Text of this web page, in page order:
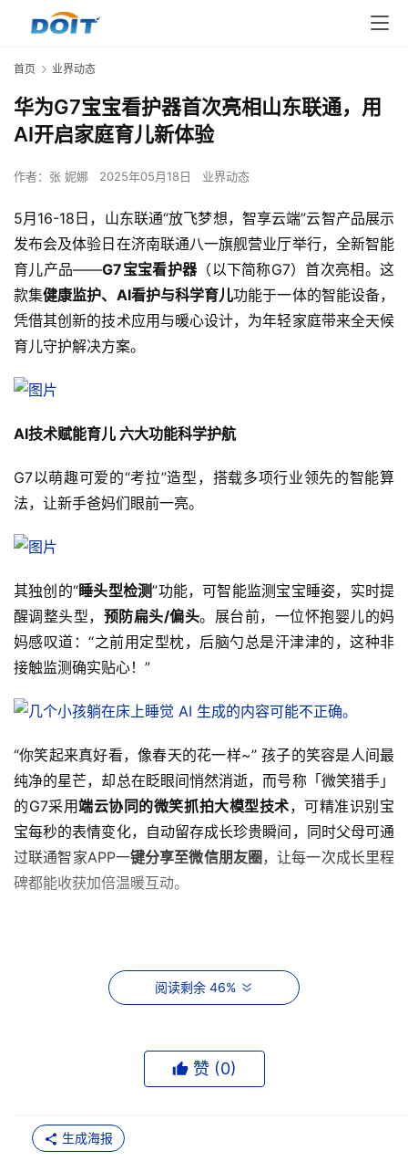
首页 业界动态
华为G7宝宝看护器首次亮相山东联通，用
AI开启家庭育儿新体验
作者： 张 妮娜 2025年05月18日 业界动态
5月16-18日，山东联通“放飞梦想，智享云端”云智产品展示
发布会及体验日在济南联通八一旗舰营业厅举行，全新智能
育儿产品——G7宝宝看护器（以下简称G7）首次亮相。这
款集健康监护、AI看护与科学育儿功能于一体的智能设备，
凭借其创新的技术应用与暖心设计，为年轻家庭带来全天候
育儿守护解决方案。
AI技术赋能育儿 六大功能科学护航
G7以萌趣可爱的“考拉”造型，搭载多项行业领先的智能算
法，让新手爸妈们眼前一亮。
其独创的“睡头型检测”功能，可智能监测宝宝睡姿，实时提
醒调整头型， 预防扁头/偏头。展台前，一位怀抱婴儿的妈
妈感叹道：“之前用定型枕，后脑勺总是汗津津的，这种非
接触监测确实贴心！”
“你笑起来真好看，像春天的花一样~” 孩子的笑容是人间最
纯净的星芒，却总在眨眼间悄然消逝，而号称「微笑猎手」
的G7采用端云协同的微笑抓拍大模型技术，可精准识别宝
宝每秒的表情变化，自动留存成长珍贵瞬间，同时父母可通
过联通智家APP一键分享至微信朋友圈 ，让每一次成长里程
碑都能收获加倍温暖互动。
“哇...哇…哇…”一阵响亮的婴儿啼哭声突然传来，原来是我们
的讲解专家在为观众演示G7的啼哭安抚功能。当设备感知
啼哭安抚”双重响应。
“这东西成天照孩子身上，真不伤身体？”现场一位爷爷提出
阅读剩余 46%
赞 (0)
生成海报